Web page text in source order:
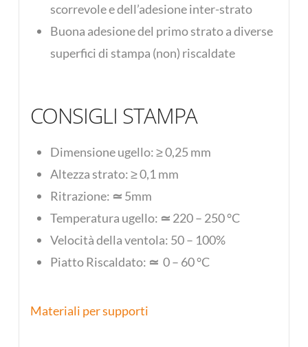
scorrevole e dell’adesione inter-strato
Buona adesione del primo strato a diverse
superfici di stampa (non) riscaldate
CONSIGLI STAMPA
Dimensione ugello: ≥ 0,25 mm
Altezza strato: ≥ 0,1 mm
Ritrazione: ≃ 5mm
Temperatura ugello: ≃ 220 – 250 °C
Velocità della ventola: 50 – 100%
Piatto Riscaldato: ≃ 0 – 60 °C
Materiali per supporti